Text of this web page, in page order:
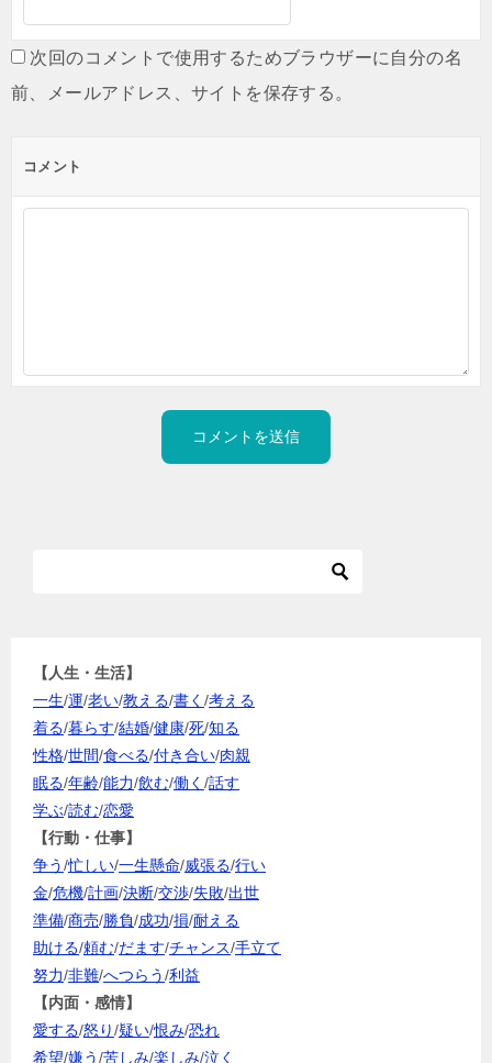
次回のコメントで使用するためブラウザーに自分の名
前、メールアドレス、サイトを保存する。
コメント
【人生・生活】
一生/運/老い/教える/書く /考える
着る/暮らす/結婚/健康/死/知る
性格/世間/食べる/付き合い/肉親
眠る/年齢/能力/飲む/働く /話す
学ぶ/読む/恋愛
【行動・仕事】
争う/忙しい/一生懸命/威張る/行い
金/危機/計画/決断/交渉/失敗/出世
準備/商売/勝負/成功/損/耐える
助ける/頼む/だます/チャンス/手立て
努力/非難/へつらう/利益
【内面・感情】
愛する/怒り/疑い/恨み/恐れ
希望/嫌う/苦しみ/楽しみ/泣く